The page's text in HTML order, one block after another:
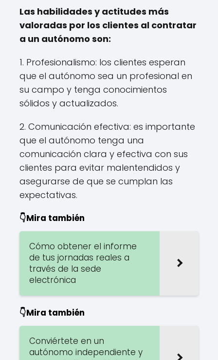
Las habilidades y actitudes más
valoradas por los clientes al contratar
a un autónomo son:
1. Profesionalismo: los clientes esperan
que el autónomo sea un profesional en
su campo y tenga conocimientos
sólidos y actualizados.
2. Comunicación efectiva: es importante
que el autónomo tenga una
comunicación clara y efectiva con sus
clientes para evitar malentendidos y
asegurarse de que se cumplan las
expectativas.
👇Mira también
Cómo obtener el informe
de tus jornadas reales a
través de la sede
electrónica
👇Mira también
Conviértete en un
autónomo independiente y